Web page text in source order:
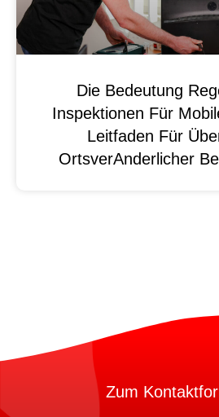
Die Bedeutung
Inspektionen Für
Leitfaden Für
OrtsverAnderlicher
Zum